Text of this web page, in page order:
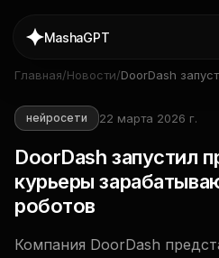
MashaGPT
Главная/Новости/DoorDash
роботов
нейросети 22 марта 2026 г.
DoorDash запустил
курьеры
роботов
Компания DoorDash